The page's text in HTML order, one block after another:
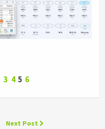
3 4 5 6
Next Post